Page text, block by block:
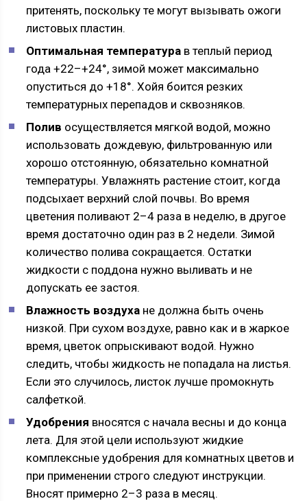
притенять, поскольку те могут вызывать ожоги
листовых пластин.
Оптимальная температура в теплый период
года +22–+24°, зимой может максимально
опуститься до +18°. Хойя боится резких
температурных перепадов и сквозняков.
Полив осуществляется мягкой водой, можно
использовать дождевую, фильтрованную или
хорошо отстоянную, обязательно комнатной
температуры. Увлажнять растение стоит, когда
подсыхает верхний слой почвы. Во время
цветения поливают 2–4 раза в неделю, в другое
время достаточно один раз в 2 недели. Зимой
количество полива сокращается. Остатки
жидкости с поддона нужно выливать и не
допускать ее застоя.
Влажность воздуха не должна быть очень
низкой. При сухом воздухе, равно как и в жаркое
время, цветок опрыскивают водой. Нужно
следить, чтобы жидкость не попадала на листья.
Если это случилось, листок лучше промокнуть
салфеткой.
Удобрения вносятся с начала весны и до конца
лета. Для этой цели используют жидкие
комплексные удобрения для комнатных цветов и
при применении строго следуют инструкции.
Вносят примерно 2–3 раза в месяц.